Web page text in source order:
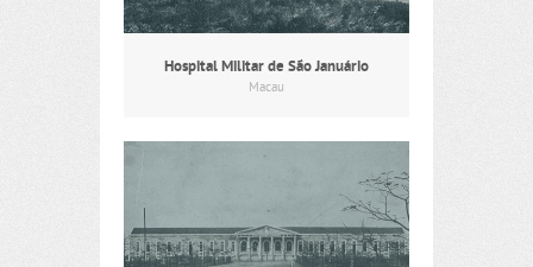
Hospital Militar de São Januário
Macau